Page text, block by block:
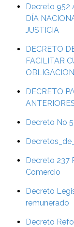
Decreto 952
DÍA
JUSTICIA
DECRETO
FACILITAR
DECRETO
Decreto No
Decreto 237
Comercio
Decreto
remunerado
Decreto